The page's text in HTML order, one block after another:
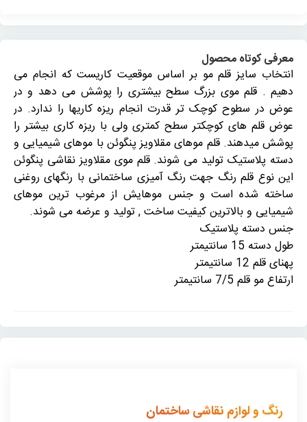
معرفی کوتاه محصول
انتخاب سایز قلم مو بر اساس موقعیت کاریست که انجام می
دهیم . قلم موی بزرگ سطح بیشتری را پوشش می دهد و در
عوض در سطوح کوچک تر قدرت انجام ریزه کاریها را ندارد. در
عوض قلم های کوچکتر سطح کمتری ولی با ریزه کاری بیشتر را
پوشش میدهند. قلم موهای مقلاویز پنگوئن با موهای شیمیایی و
دسته پلاستیک تولید می شوند. قلم موی مقلاویز نقاشی پنگوئن
این نوع قلم رنگ جهت رنگ آمیزی ساختمانی با رنگهای روغنی
ساخته شده است و جنس موهایش از مرغوب ترین موهای
شیمیایی و بالاترین کیفیت ساخت , تولید و عرضه می شوند.
جنس دسته پلاستیک
طول دسته 15 سانتیمتر
پهنای قلم 12 سانتیمتر
ارتفاع مو قلم 7/5 سانتیمتر
رنگ و لوازم نقاشی ساختمان